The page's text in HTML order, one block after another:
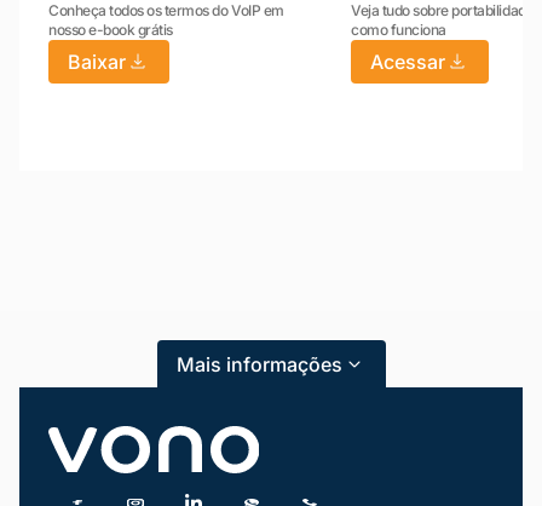
Conheça todos os termos do VoIP em
nosso e-book grátis
Baixar
Veja tudo sobre portabilidade:
como funciona
Acessar
Mais informações